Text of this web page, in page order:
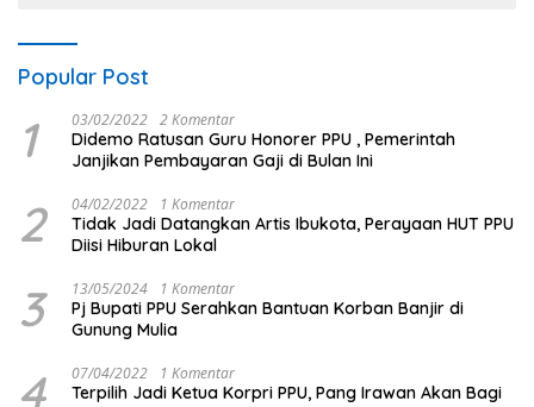
Popular Post
1 03/02/2022 2 Komentar
Didemo Ratusan Guru Honorer PPU , Pemerintah
Janjikan Pembayaran Gaji di Bulan Ini
2 04/02/2022 1 Komentar
Tidak Jadi Datangkan Artis Ibukota, Perayaan HUT PPU
Diisi Hiburan Lokal
3 13/05/2024 1 Komentar
Pj Bupati PPU Serahkan Bantuan Korban Banjir di
Gunung Mulia
4 07/04/2022 1 Komentar
Terpilih Jadi Ketua Korpri PPU, Pang Irawan Akan Bagi